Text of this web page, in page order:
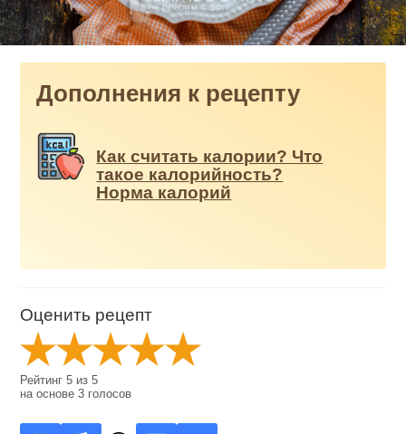
Дополнения к рецепту
Как считать калории? Что
такое калорийность?
Норма калорий
Оценить рецепт
Рейтинг5 из5
на основе3 голосов